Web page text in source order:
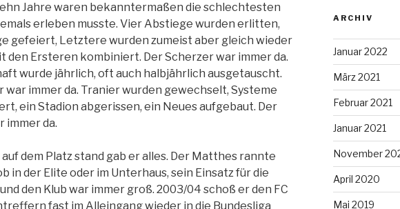
Jahre waren bekanntermaßen die schlechtesten
erleben musste. Vier Abstiege wurden erlitten,
gefeiert, Letztere wurden zumeist aber gleich wieder
den Ersteren kombiniert. Der Scherzer war immer da.
wurde jährlich, oft auch halbjährlich ausgetauscht.
war immer da. Tranier wurden gewechselt, Systeme
ein Stadion abgerissen, ein Neues aufgebaut. Der
immer da.
dem Platz stand gab er alles. Der Matthes rannte
in der Elite oder im Unterhaus, sein Einsatz für die
den Klub war immer groß. 2003/04 schoß er den FC
fast im Alleingang wieder in die Bundesliga
ARCHIV
Januar 2022
März 2021
Februar 2021
Januar 2021
November
April 2020
Mai 2019